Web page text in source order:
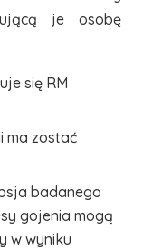
je osobę
się RM
ma zostać
badanego
gojenia mogą
w wyniku